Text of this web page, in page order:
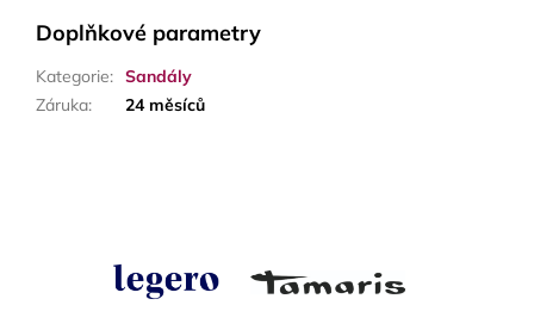
Doplňkové parametry
Kategorie: Sandály
Záruka: 24 měsíců